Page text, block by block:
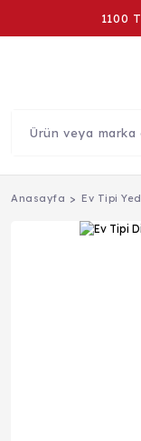
1100
Anasayfa Ev Tipi